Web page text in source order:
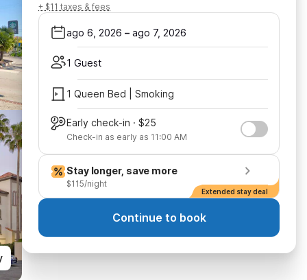
+ $11 taxes & fees
ago 6, 2026 – ago 7, 2026
1 Guest
1 Queen Bed | Smoking
Early check-in · $25
Check-in as early as 11:00 AM
Stay longer, save more
$115/night
Extended stay deal
Continue to book